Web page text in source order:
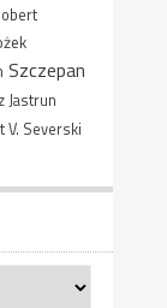
Szczepan
Jastrun
V. Severski